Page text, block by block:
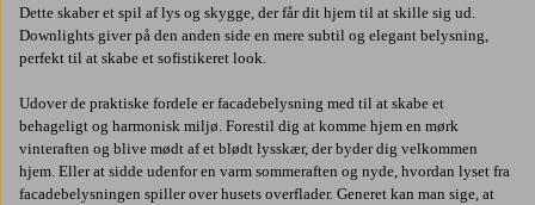
Dette skaber et spil af lys og skygge, der får dit hjem til at skille sig ud.
Downlights giver på den anden side en mere subtil og elegant belysning,
perfekt til at skabe et sofistikeret look.
Udover de praktiske fordele er facadebelysning med til at skabe et
behageligt og harmonisk miljø. Forestil dig at komme hjem en mørk
vinteraften og blive mødt af et blødt lysskær, der byder dig velkommen
hjem. Eller at sidde udenfor en varm sommeraften og nyde, hvordan lyset fra
facadebelysningen spiller over husets overflader. Generet kan man sige, at